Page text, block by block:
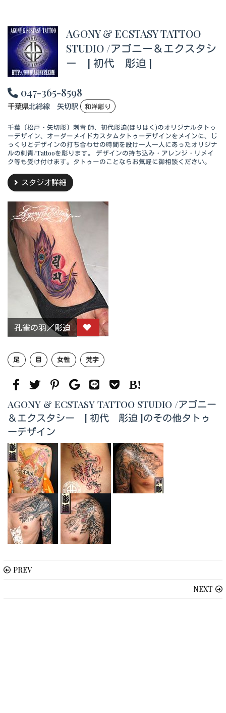
AGONY & ECSTASY TATTOO
STUDIO /アゴニー＆エクスタシ
ー [ 初代 彫迫 ]
047-365-8598
千葉県北総線 矢切駅 和洋彫り
千葉〔松戸・矢切彫〕刺青 師、初代彫迫(ほりはく)のオリジナルタトゥ
ーデザイン、オーダーメイドカスタムタトゥーデザインをメインに、じ
っくりとデザインの打ち合わせの時間を設け一人一人にあったオリジナ
ルの刺青/Tattooを彫ります。 デザインの持ち込み・アレンジ・リメイ
ク等も受け付けます。タトゥーのことならお気軽に御相談ください。
スタジオ詳細
孔雀の羽／彫迫
足 目 女性 梵字
AGONY & ECSTASY TATTOO STUDIO /アゴニー
＆エクスタシー [ 初代 彫迫 ]のその他タトゥ
ーデザイン
PREV
NEXT